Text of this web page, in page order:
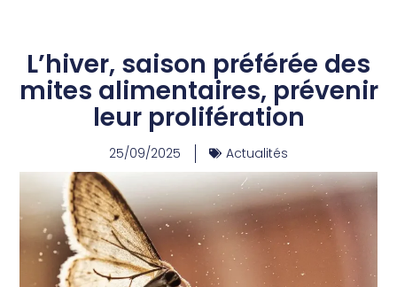
L’hiver, saison préférée des
mites alimentaires, prévenir
leur prolifération
25/09/2025 Actualités